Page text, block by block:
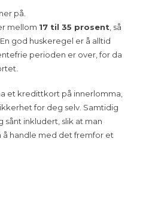
på.
mellom 17 til 35 prosent , så
god huskeregel er å alltid
perioden er over, for da
et kredittkort på innerlomma,
for deg selv. Samtidig
inkludert, slik at man
å handle med det fremfor et